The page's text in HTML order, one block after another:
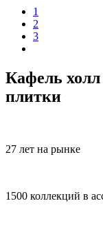
1
2
3
Кафель
плитки
27 лет на рынке
1500 коллекций в